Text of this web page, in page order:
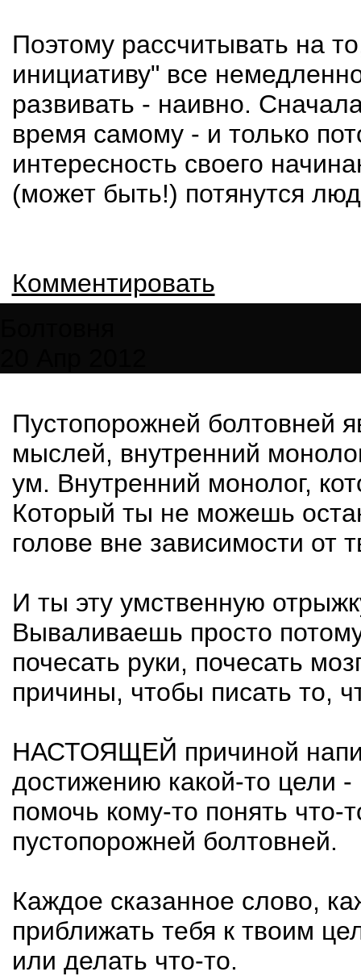
Поэтому рассчитывать на
инициативу" все
развивать - наивно.
время самому - и только
интересность своего
(может быть!) потянутся
Комментировать
Пустопорожней болтовней
мыслей, внутренний
ум. Внутренний монолог,
Который ты не можешь
голове вне зависимости от
И ты эту умственную
Вываливаешь просто
почесать руки, почесать
причины, чтобы писать то,
НАСТОЯЩЕЙ причиной
достижению какой-то цели
помочь кому-то понять что-
пустопорожней болтовней.
Каждое сказанное слово,
приближать тебя к твоим
или делать что-то.